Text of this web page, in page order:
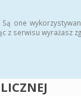
one
z serwisu wyrażasz